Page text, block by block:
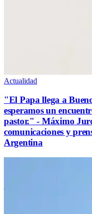
Actualidad
"El Papa llega a
esperamos un
pastor." - Máximo
comunicaciones y
Argentina